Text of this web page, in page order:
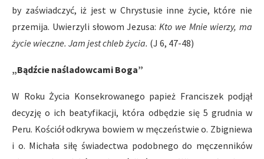
by zaświadczyć, iż jest w Chrystusie inne życie, które nie
przemija. Uwierzyli słowom Jezusa: Kto we Mnie wierzy, ma
życie wieczne. Jam jest chleb życia. (J 6, 47-48)
„Bądźcie naśladowcami Boga”
W Roku Życia Konsekrowanego papież Franciszek podjął
decyzję o ich beatyfikacji, która odbędzie się 5 grudnia w
Peru. Kościół odkrywa bowiem w męczeństwie o. Zbigniewa
i o. Michała siłę świadectwa podobnego do męczenników